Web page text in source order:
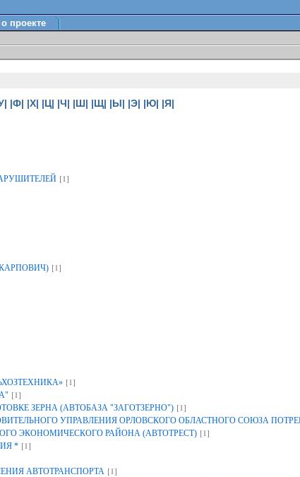
о проекте
|Ф| |Х| |Ц| |Ч| |Ш| |Щ| |Ы| |Э| |Ю| |Я|
[1]
[1]
[1]
[1]
ЗЕРНА (АВТОБАЗА "ЗАГОТЗЕРНО") [1]
УПРАВЛЕНИЯ ОРЛОВСКОГО ОБЛАСТНОГО СОЮЗА
ЭКОНОМИЧЕСКОГО РАЙОНА (АВТОТРЕСТ) [1]
* [1]
АВТОТРАНСПОРТА [1]